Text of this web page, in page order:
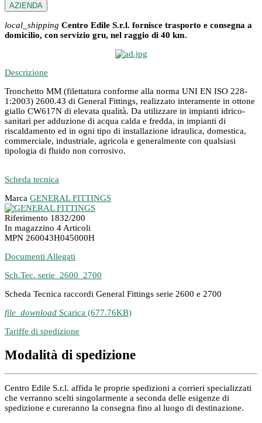
AZIENDA
local_shipping Centro Edile S.r.l. fornisce trasporto e consegna a
domicilio, con servizio gru, nel raggio di 40 km.
Descrizione
Tronchetto MM (filettatura conforme alla norma UNI EN ISO 228-
1:2003) 2600.43 di General Fittings, realizzato interamente in ottone
giallo CW617N di elevata qualità. Da utilizzare in impianti idrico-
sanitari per adduzione di acqua calda e fredda, in impianti di
riscaldamento ed in ogni tipo di installazione idraulica, domestica,
commerciale, industriale, agricola e generalmente con qualsiasi
tipologia di fluido non corrosivo.
Scheda tecnica
Marca GENERAL FITTINGS
Riferimento 1832/200
In magazzino 4 Articoli
MPN 260043H045000H
Documenti Allegati
Sch.Tec. serie_2600_2700
Scheda Tecnica raccordi General Fittings serie 2600 e 2700
file_download Scarica (677.76KB)
Tariffe di spedizione
Modalità di spedizione
Centro Edile S.r.l. affida le proprie spedizioni a corrieri specializzati
che verranno scelti singolarmente a seconda delle esigenze di
spedizione e cureranno la consegna fino al luogo di destinazione.